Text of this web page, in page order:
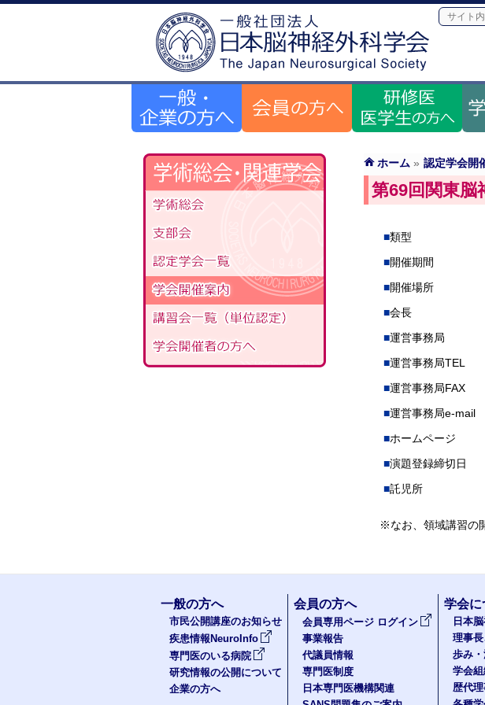
ホーム » 認定学会開
第69回関東脳
類型
開催期間
開催場所
会長
運営事務局
運営事務局TEL
運営事務局FAX
運営事務局e-mail
ホームページ
演題登録締切日
託児所
※なお、領域講習の
一般の方へ
市民公開講座のお知らせ
疾患情報NeuroInfo
専門医のいる病院
研究情報の公開について
企業の方へ
会員の方へ
会員専用ページ ログイン
事業報告
代議員情報
専門医制度
日本専門医機構関連
学会に
日本
理事
歩み
学会
歴代